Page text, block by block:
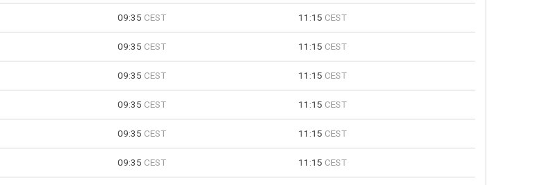
09:35 CEST 11:15 CEST
09:35 CEST 11:15 CEST
09:35 CEST 11:15 CEST
09:35 CEST 11:15 CEST
09:35 CEST 11:15 CEST
09:35 CEST 11:15 CEST